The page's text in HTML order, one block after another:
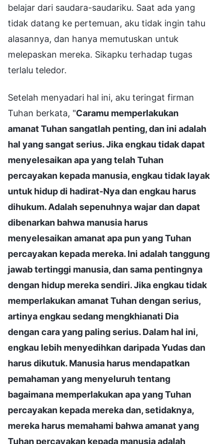
belajar dari saudara-saudariku. Saat ada yang
tidak datang ke pertemuan, aku tidak ingin tahu
alasannya, dan hanya memutuskan untuk
melepaskan mereka. Sikapku terhadap tugas
terlalu teledor.
Setelah menyadari hal ini, aku teringat firman
Tuhan berkata, "Caramu memperlakukan
amanat Tuhan sangatlah penting, dan ini adalah
hal yang sangat serius. Jika engkau tidak dapat
menyelesaikan apa yang telah Tuhan
percayakan kepada manusia, engkau tidak layak
untuk hidup di hadirat-Nya dan engkau harus
dihukum. Adalah sepenuhnya wajar dan dapat
dibenarkan bahwa manusia harus
menyelesaikan amanat apa pun yang Tuhan
percayakan kepada mereka. Ini adalah tanggung
jawab tertinggi manusia, dan sama pentingnya
dengan hidup mereka sendiri. Jika engkau tidak
memperlakukan amanat Tuhan dengan serius,
artinya engkau sedang mengkhianati Dia
dengan cara yang paling serius. Dalam hal ini,
engkau lebih menyedihkan daripada Yudas dan
harus dikutuk. Manusia harus mendapatkan
pemahaman yang menyeluruh tentang
bagaimana memperlakukan apa yang Tuhan
percayakan kepada mereka dan, setidaknya,
mereka harus memahami bahwa amanat yang
Tuhan percayakan kepada manusia adalah